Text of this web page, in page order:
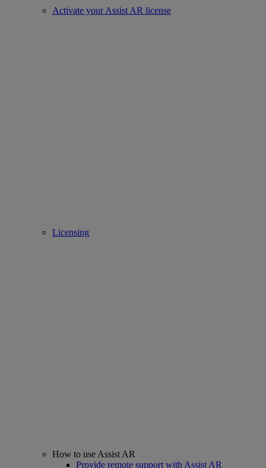
Activate your Assist AR license
Licensing
How to use Assist AR
Provide remote support with Assist AR